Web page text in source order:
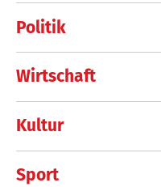
Politik
Wirtschaft
Kultur
Sport